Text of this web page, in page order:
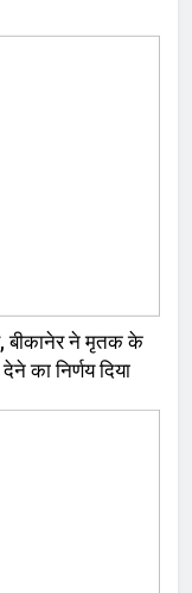
बीकानेर ने मृतक के
का निर्णय दिया